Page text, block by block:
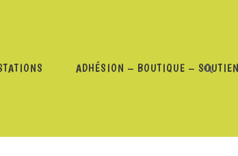
ADHÉSION – BOUTIQUE –